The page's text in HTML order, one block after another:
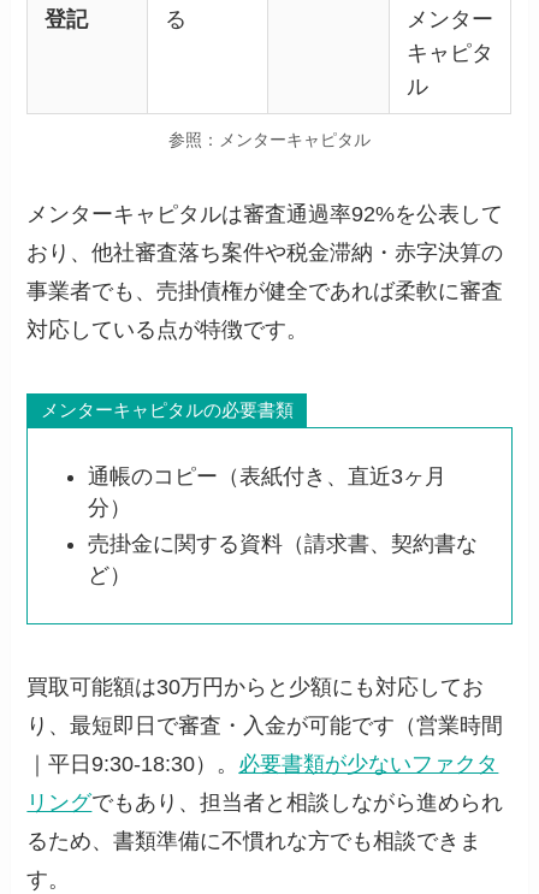
登記
る
メンター
キャピタ
ル
参照：メンターキャピタル
メンターキャピタルは審査通過率92%を公表して
おり、他社審査落ち案件や税金滞納・赤字決算の
事業者でも、売掛債権が健全であれば柔軟に審査
対応している点が特徴です。
メンターキャピタルの必要書類
通帳のコピー（表紙付き、直近3ヶ月
分）
売掛金に関する資料（請求書、契約書な
ど）
買取可能額は30万円からと少額にも対応してお
り、最短即日で審査・入金が可能です（営業時間
｜平日9:30-18:30）。 必要書類が少ないファクタ
リングでもあり、担当者と相談しながら進められ
るため、書類準備に不慣れな方でも相談できま
す。